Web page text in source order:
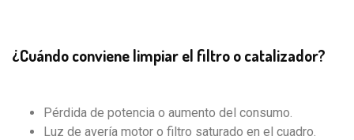
¿Cuándo conviene limpiar el filtro o catalizador?
Pérdida de potencia o aumento del consumo.
Luz de avería motor o filtro saturado en el cuadro.